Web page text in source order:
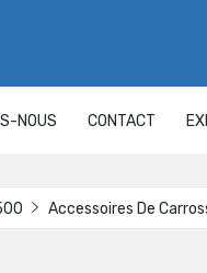
NOUS CONTACT
Accessoires De